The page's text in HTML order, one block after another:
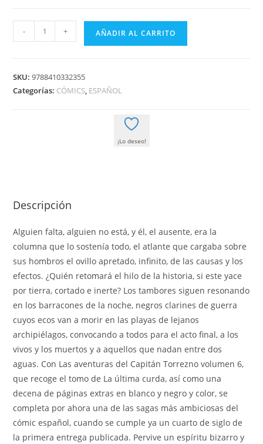
AVENTURAS
TORREZNO
- + AÑADIR AL CARRITO
SKU:9788410332355
Categorías: CÓMICS, ESPAÑOL
¡Lo deseo!
Descripción
Alguien falta, alguien no está, y él, el ausente, era la
columna que lo sostenía todo, el atlante que cargaba sobre
sus hombros el ovillo apretado, infinito, de las causas y los
efectos. ¿Quién retomará el hilo de la historia, si este yace
por tierra, cortado e inerte? Los tambores siguen resonando
en los barracones de la noche, negros clarines de guerra
cuyos ecos van a morir en las playas de lejanos
archipiélagos, convocando a todos para el acto final, a los
vivos y los muertos y a aquellos que nadan entre dos
aguas. Con Las aventuras del Capitán Torrezno volumen 6,
que recoge el tomo de La última curda, así como una
decena de páginas extras en blanco y negro y color, se
completa por ahora una de las sagas más ambiciosas del
cómic español, cuando se cumple ya un cuarto de siglo de
la primera entrega publicada. Pervive un espíritu bizarro y